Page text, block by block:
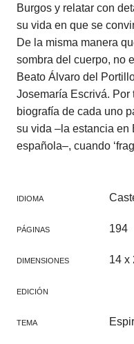
Burgos y relatar con
su vida en que se
De la misma manera
sombra del cuerpo, no
Beato Álvaro del
Josemaría Escrivá. Por
biografía de cada uno
su vida –la estancia en
española–, cuando
IDIOMA
PÁGINAS 194
DIMENSIONES 14 x
EDICIÓN
TEMA